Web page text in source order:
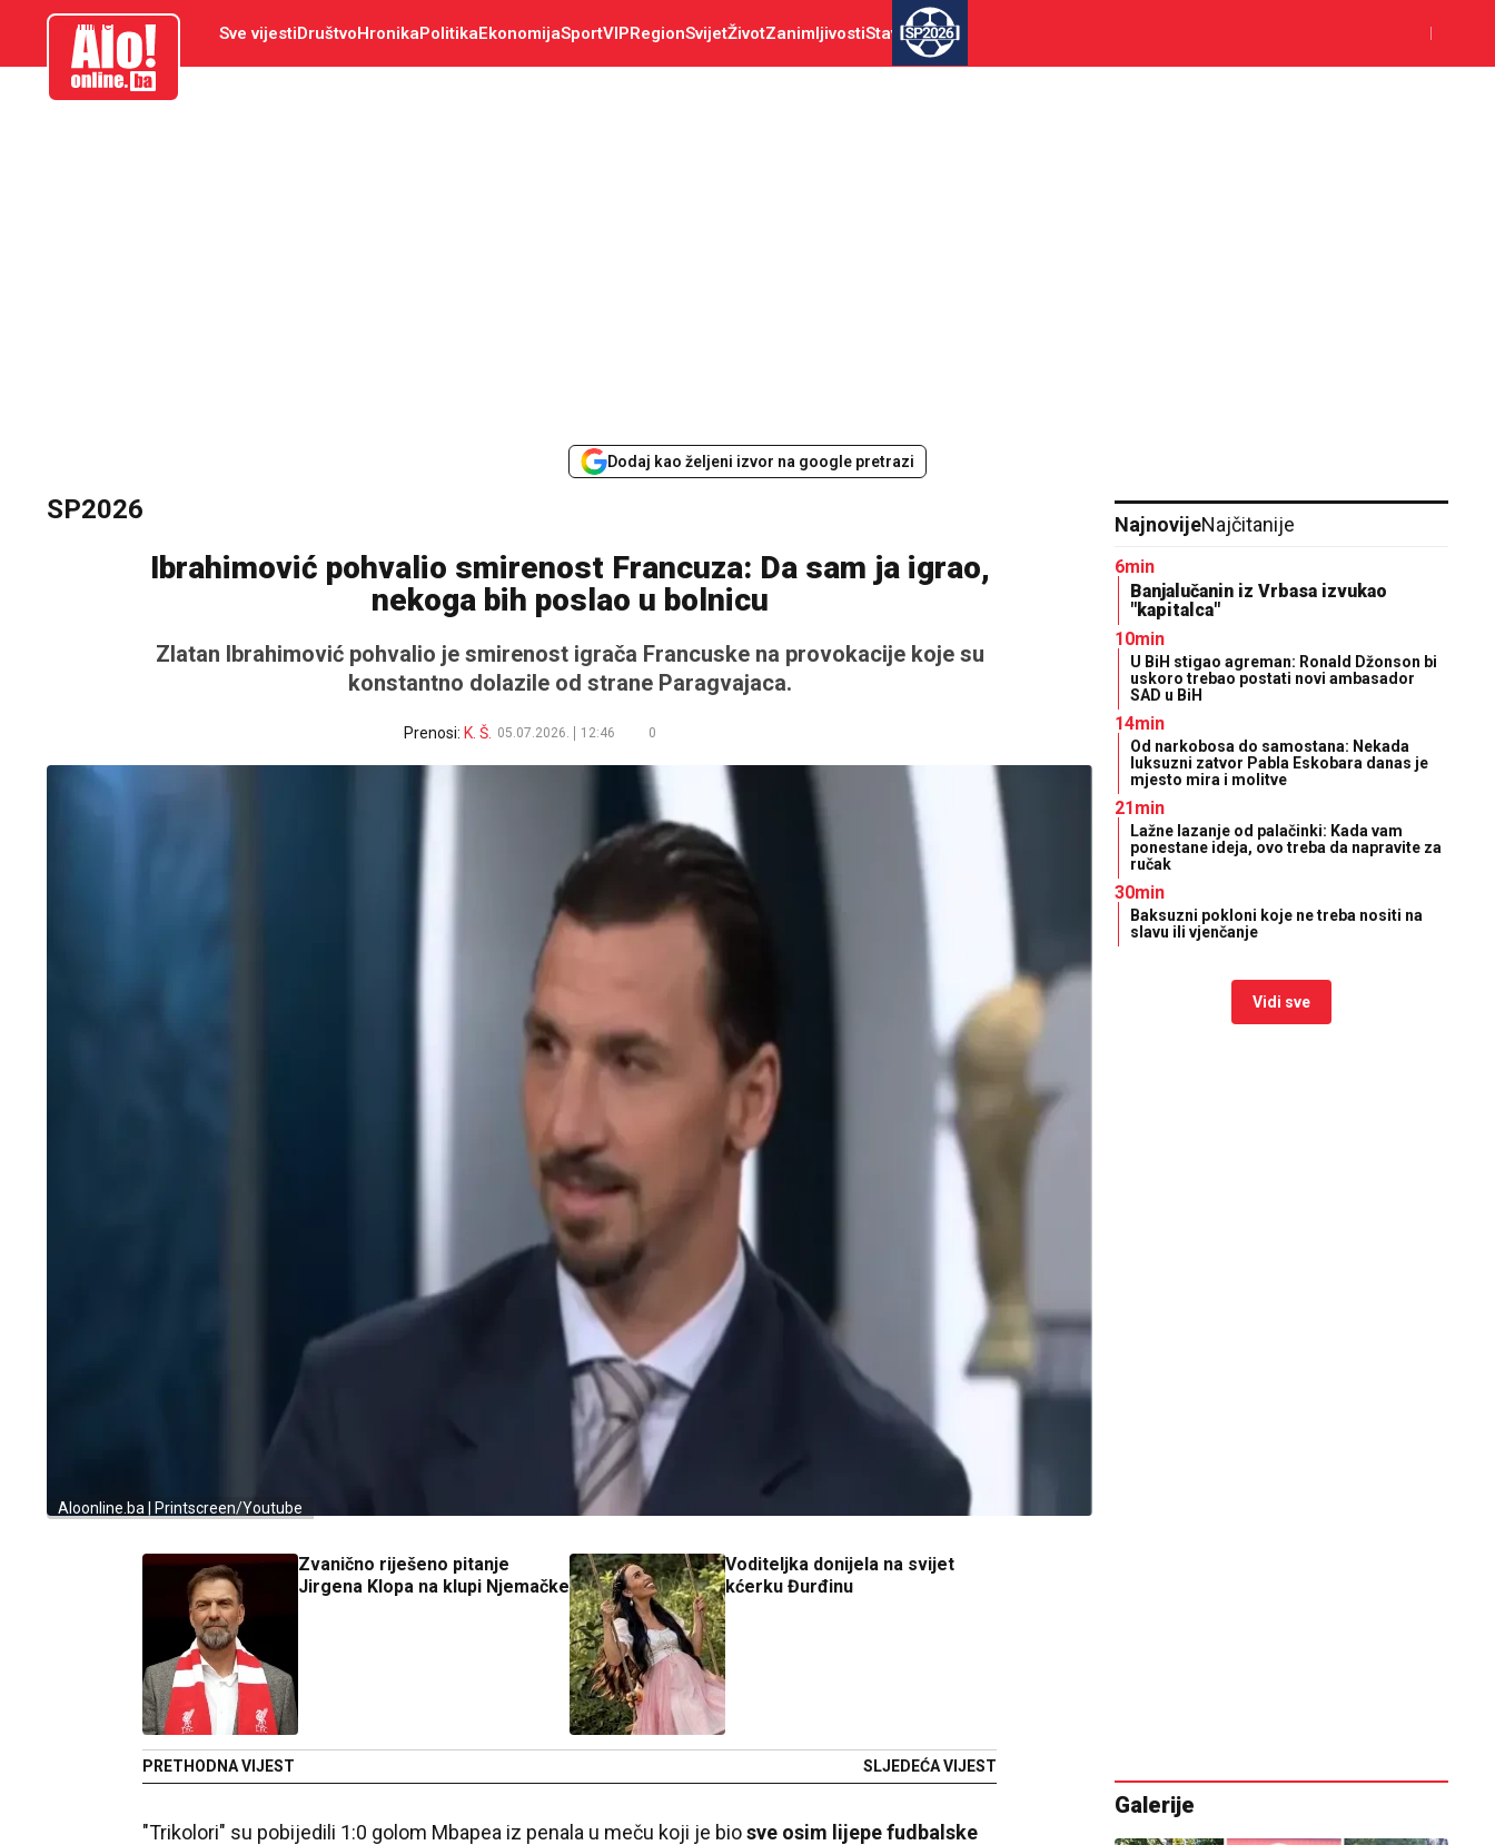
aloonline.ba Sve vijestiDruštvoHronikaPolitikaEkonomijaSportVIPRegionSvijetŽivotZanimljivostiStav SP2026
Dodaj kao željeni izvor na google pretrazi
SP2026
Ibrahimović pohvalio smirenost Francuza: Da sam ja igrao,
nekoga bih poslao u bolnicu
Zlatan Ibrahimović pohvalio je smirenost igrača Francuske na provokacije koje su
konstantno dolazile od strane Paragvajaca.
Prenosi: K. Š. 05.07.2026. 12:46 0
Aloonline.ba | Printscreen/Youtube
Zvanično riješeno pitanje
Jirgena Klopa na klupi Njemačke
PRETHODNA VIJEST
Voditeljka donijela na svijet
kćerku Đurđinu
SLJEDEĆA VIJEST
"Trikolori" su pobijedili 1:0 golom Mbapea iz penala u meču koji je biosve osim lijepe fudbalske
NajnovijeNajčitanije
6min
Banjalučanin iz Vrbasa izvukao
"kapitalca"
10min
U BiH stigao agreman: Ronald Džonson bi
uskoro trebao postati novi ambasador
SAD u BiH
14min
Od narkobosa do samostana: Nekada
luksuzni zatvor Pabla Eskobara danas je
mjesto mira i molitve
21min
Lažne lazanje od palačinki: Kada vam
ponestane ideja, ovo treba da napravite za
ručak
30min
Baksuzni pokloni koje ne treba nositi na
slavu ili vjenčanje
Vidi sve
Galerije